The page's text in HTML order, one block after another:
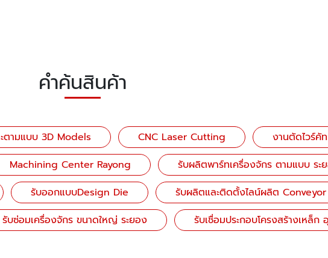
คำค้นสินค้า
ตามแบบ 3D Models CNC Laser Cutting
งานตัดไวร์คั
Machining Center Rayong
รับผลิตพาร์ทเครื่องจักร ตามแบบ ระ
รับออกแบบDesign Die
รับผลิตและติดตั้งไลน์ผลิต Conveyor
รับซ่อมเครื่องจักร ขนาดใหญ่ ระยอง รับเชื่อมประกอบโครงสร้างเหล็ก